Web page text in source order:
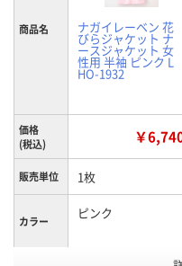
商品名 ナガイレーベン 花
びらジャケット ナ
ースジャケット 女
性用 半袖 ピンク L
HO-1932
価格
(税込)
￥
販売単位 1枚
カラー ピンク